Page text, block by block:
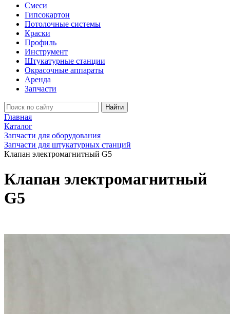
Смеси
Гипсокартон
Потолочные системы
Краски
Профиль
Инструмент
Штукатурные станции
Окрасочные аппараты
Аренда
Запчасти
Найти
Главная
Каталог
Запчасти для оборудования
Запчасти для штукатурных станций
Клапан электромагнитный G5
Клапан электромагнитный
G5